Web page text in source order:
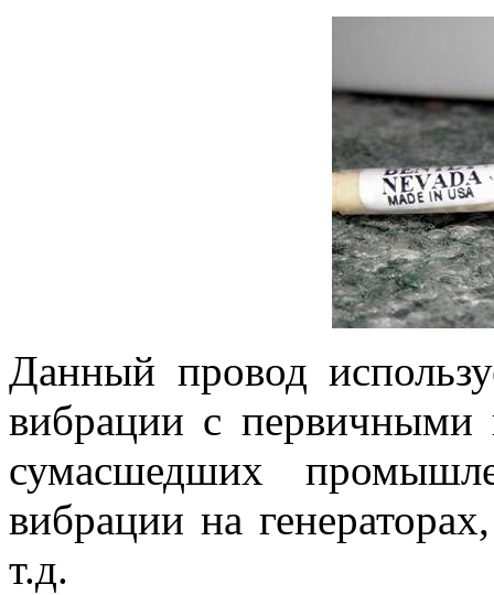
Данный провод
вибрации с первичными
сумасшедших
вибрации на
т.д.